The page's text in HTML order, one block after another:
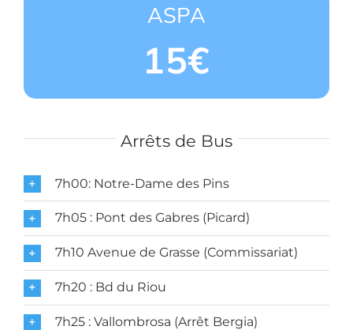
ASPA
15€
Arrêts de Bus
7h00: Notre-Dame des Pins
7h05 : Pont des Gabres (Picard)
7h10 Avenue de Grasse (Commissariat)
7h20 : Bd du Riou
7h25 : Vallombrosa (Arrêt Bergia)